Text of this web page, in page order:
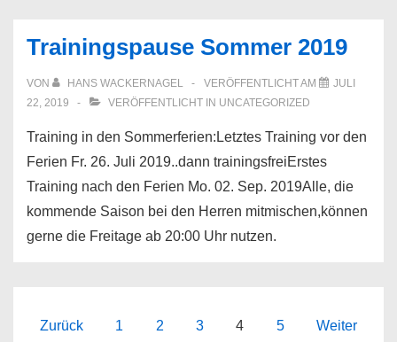
Trainingspause Sommer 2019
VON HANS WACKERNAGEL VERÖFFENTLICHT AM
JULI
22, 2019
VERÖFFENTLICHT IN UNCATEGORIZED
Training in den Sommerferien:Letztes Training vor den
Ferien Fr. 26. Juli 2019..dann trainingsfreiErstes
Training nach den Ferien Mo. 02. Sep. 2019Alle, die
kommende Saison bei den Herren mitmischen,können
gerne die Freitage ab 20:00 Uhr nutzen.
Beitragsnavigation
Zurück 1 2 3 4 5 Weiter